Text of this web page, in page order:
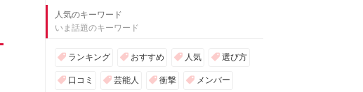
人気のキーワード
いま話題のキーワード
ランキング おすすめ 人気 選び方
口コミ 芸能人 衝撃 メンバー